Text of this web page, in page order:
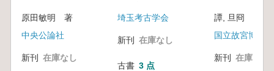
原田敏明 著
中央公論社
新刊 在庫なし
埼玉考古学会
新刊 在庫なし
古書 3 点
譚, 旦冏
国立故宮博物院
新刊 在庫なし